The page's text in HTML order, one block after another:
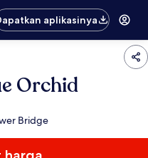
aplikasinya
Orchid
Bridge